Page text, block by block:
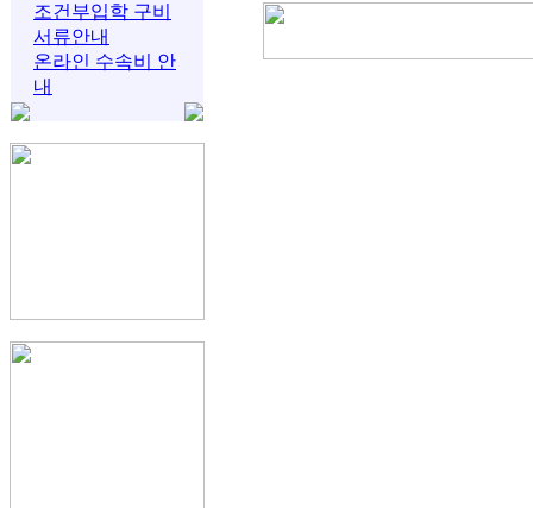
조건부입학 구비
서류안내
온라인 수속비 안
내